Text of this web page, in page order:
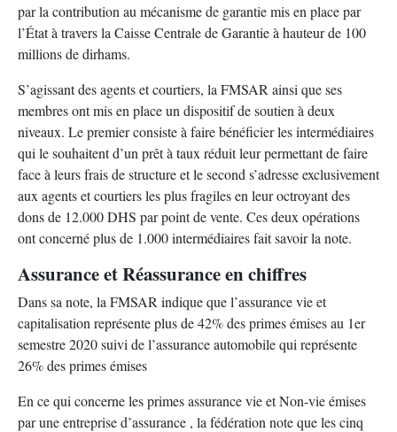
par la contribution au mécanisme de garantie mis en place par
l’État à travers la Caisse Centrale de Garantie à hauteur de 100
millions de dirhams.
S’agissant des agents et courtiers, la FMSAR ainsi que ses
membres ont mis en place un dispositif de soutien à deux
niveaux. Le premier consiste à faire bénéficier les intermédiaires
qui le souhaitent d’un prêt à taux réduit leur permettant de faire
face à leurs frais de structure et le second s’adresse exclusivement
aux agents et courtiers les plus fragiles en leur octroyant des
dons de 12.000 DHS par point de vente. Ces deux opérations
ont concerné plus de 1.000 intermédiaires fait savoir la note.
Assurance et Réassurance en chiffres
Dans sa note, la FMSAR indique que l’assurance vie et
capitalisation représente plus de 42% des primes émises au 1er
semestre 2020 suivi de l’assurance automobile qui représente
26% des primes émises
En ce qui concerne les primes assurance vie et Non-vie émises
par une entreprise d’assurance , la fédération note que les cinq